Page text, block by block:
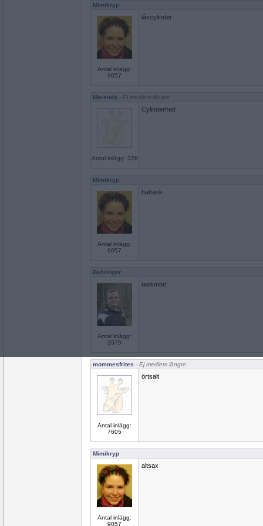
Mimikryp
Antal inlägg:
9057
låscylinder
Marenda - Ej medlem längre
Antal inlägg: 328
Cylinderhatt
Mimikryp
Antal inlägg:
9057
hattask
Behringer
Antal inlägg:
3575
taskmört
mommesfrites - Ej medlem längre
Antal inlägg:
7605
örtsalt
Mimikryp
Antal inlägg:
9057
altsax